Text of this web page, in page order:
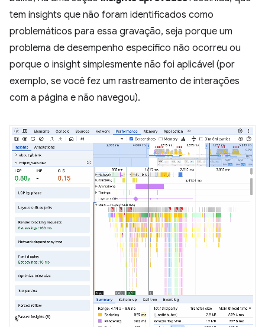
tem insights que não foram identificados como
problemáticos para essa gravação, seja porque um
problema de desempenho específico não ocorreu ou
porque o insight simplesmente não foi aplicável (por
exemplo, se você fez um rastreamento de interações
com a página e não navegou).